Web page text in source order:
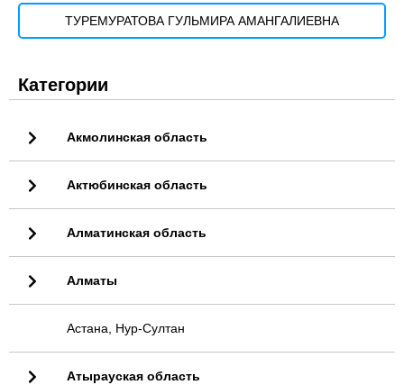
ТУРЕМУРАТОВА ГУЛЬМИРА АМАНГАЛИЕВНА
Категории
Акмолинская область
Актюбинская область
Алматинская область
Алматы
Астана, Нур-Султан
Атырауская область